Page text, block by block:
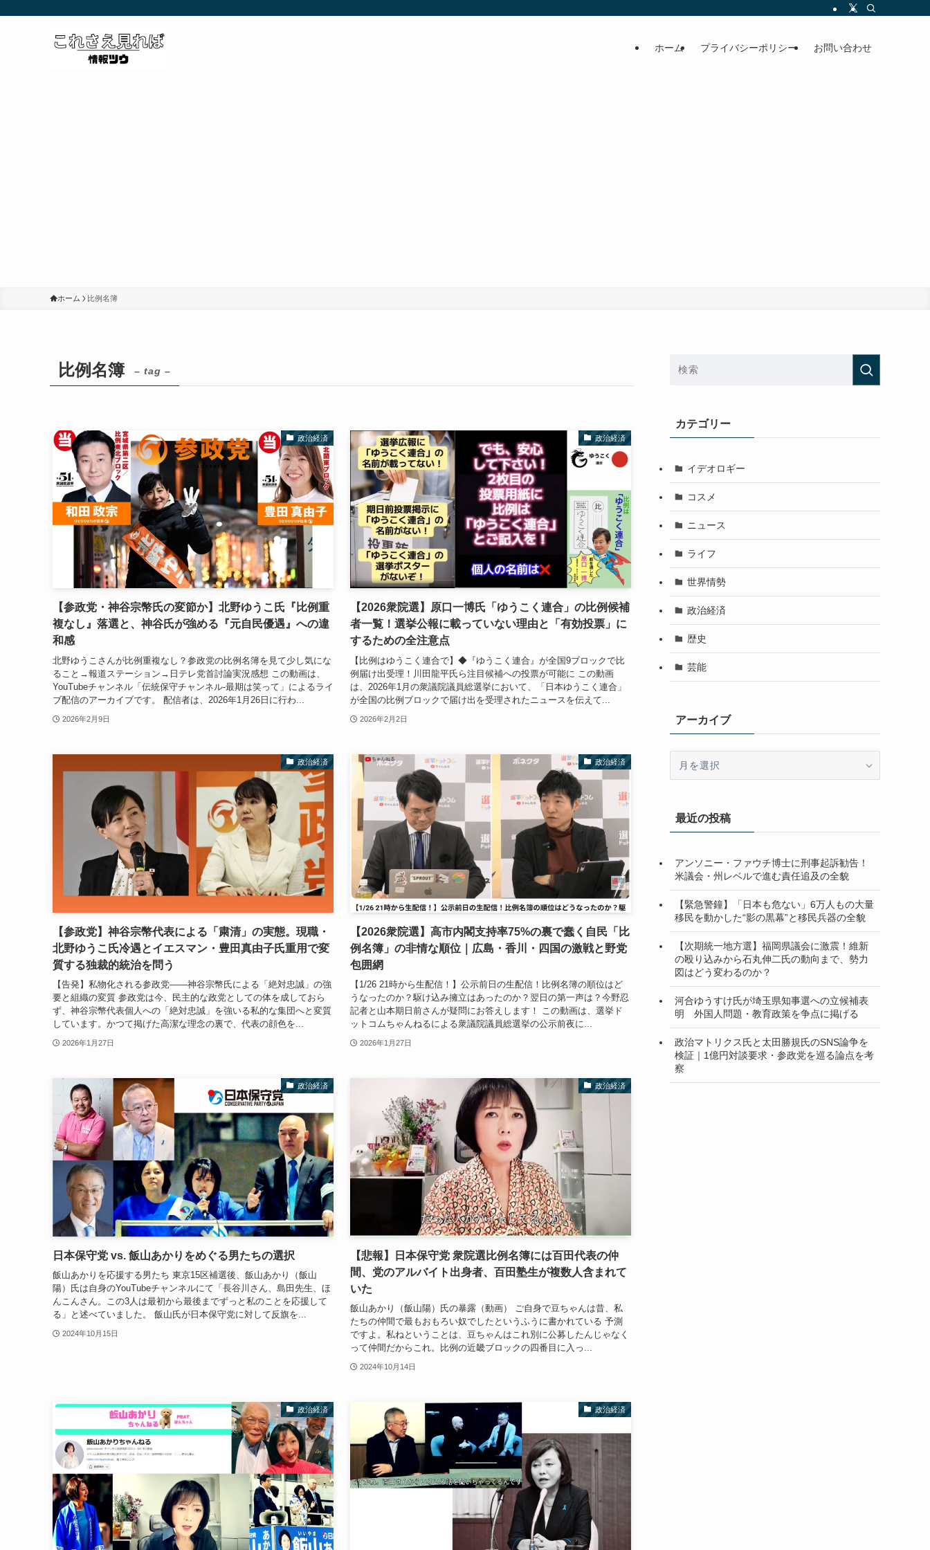
ホーム プライバシーポリシー お問い合わせ
ホーム 比例名簿
比例名簿 – tag –
政治経済
【参政党・神谷宗幣氏の変節か】北野ゆうこ氏『比例重
複なし』落選と、神谷氏が強める『元自民優遇』への違
和感
北野ゆうこさんが比例重複なし？参政党の比例名簿を見て少し気にな
ること→報道ステーション→日テレ党首討論実況感想 この動画は、
YouTubeチャンネル「伝統保守チャンネル-最期は笑って」によるライ
ブ配信のアーカイブです。 配信者は、2026年1月26日に行わ...
2026年2月9日
政治経済
【2026衆院選】原口一博氏「ゆうこく連合」の比例候補
者一覧！選挙公報に載っていない理由と「有効投票」に
するための全注意点
【比例はゆうこく連合で】◆『ゆうこく連合』が全国9ブロックで比
例届け出受理！川田龍平氏ら注目候補への投票が可能に この動画
は、2026年1月の衆議院議員総選挙において、「日本ゆうこく連合」
が全国の比例ブロックで届け出を受理されたニュースを伝えて...
2026年2月2日
政治経済
【参政党】神谷宗幣代表による「粛清」の実態。現職・
北野ゆうこ氏冷遇とイエスマン・豊田真由子氏重用で変
質する独裁的統治を問う
【告発】私物化される参政党――神谷宗幣氏による「絶対忠誠」の強
要と組織の変質 参政党は今、民主的な政党としての体を成しておら
ず、神谷宗幣代表個人への「絶対忠誠」を強いる私的な集団へと変質
しています。かつて掲げた高潔な理念の裏で、代表の顔色を...
2026年1月27日
政治経済
【2026衆院選】高市内閣支持率75%の裏で蠢く自民「比
例名簿」の非情な順位｜広島・香川・四国の激戦と野党
包囲網
【1/26 21時から生配信！】公示前日の生配信！比例名簿の順位はど
うなったのか？駆け込み擁立はあったのか？翌日の第一声は？今野忍
記者と山本期日前さんが疑問にお答えします！ この動画は、選挙ド
ットコムちゃんねるによる衆議院議員総選挙の公示前夜に...
2026年1月27日
政治経済
日本保守党 vs. 飯山あかりをめぐる男たちの選択
飯山あかりを応援する男たち 東京15区補選後、飯山あかり（飯山
陽）氏は自身のYouTubeチャンネルにて「長谷川さん、島田先生、ほ
んこんさん。この3人は最初から最後までずっと私のことを応援して
る」と述べていました。 飯山氏が日本保守党に対して反旗を...
2024年10月15日
政治経済
【悲報】日本保守党 衆院選比例名簿には百田代表の仲
間、党のアルバイト出身者、百田塾生が複数人含まれて
いた
飯山あかり（飯山陽）氏の暴露（動画） ご自身で豆ちゃんは昔、私
たちの仲間で最もおもろい奴でしたというふうに書かれている 予測
ですよ。私ねということは、豆ちゃんはこれ別に公募したんじゃなく
って仲間だからこれ。比例の近畿ブロックの四番目に入っ...
2024年10月14日
政治経済 政治経済
カテゴリー
イデオロギー
コスメ
ニュース
ライフ
世界情勢
政治経済
歴史
芸能
アーカイブ
ブ最近の投稿
アンソニー・ファウチ博士に刑事起訴勧告！
米議会・州レベルで進む責任追及の全貌
【緊急警鐘】「日本も危ない」6万人もの大量
移民を動かした“影の黒幕”と移民兵器の全貌
【次期統一地方選】福岡県議会に激震！維新
の殴り込みから石丸伸二氏の動向まで、勢力
図はどう変わるのか？
河合ゆうすけ氏が埼玉県知事選への立候補表
明 外国人問題・教育政策を争点に掲げる
政治マトリクス氏と太田勝規氏のSNS論争を
検証｜1億円対談要求・参政党を巡る論点を考
察